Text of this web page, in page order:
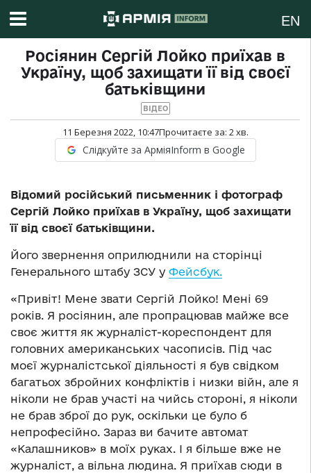
EN
Росіянин Сергій Лойко приїхав в
Україну, щоб захищати її від своєї
батьківщини
ВІДЕО
11 Березня 2022, 10:47Прочитаєте за: 2хв.
Слідкуйте за АрміяInform в Google
Відомий російський письменник і фотограф
Сергій Лойко приїхав в Україну, щоб захищати
її від своєї батьківщини.
Його звернення оприлюднили на сторінці
Генерального штабу ЗСУ у Фейсбук.
«Привіт! Мене звати Сергій Лойко! Мені 69
років. Я росіянин, але пропрацював майже все
своє життя як журналіст-кореспондент для
головних американських часописів. Під час
моєї журналістської діяльності я був свідком
багатьох збройних конфліктів і низки війн, але я
ніколи не брав участі на чийсь стороні, я ніколи
не брав зброї до рук, оскільки це було б
непрофесійно. Зараз ви бачите автомат
«Калашников» в моїх руках. І я більше вже не
журналіст, а вільна людина. Я приїхав сюди в